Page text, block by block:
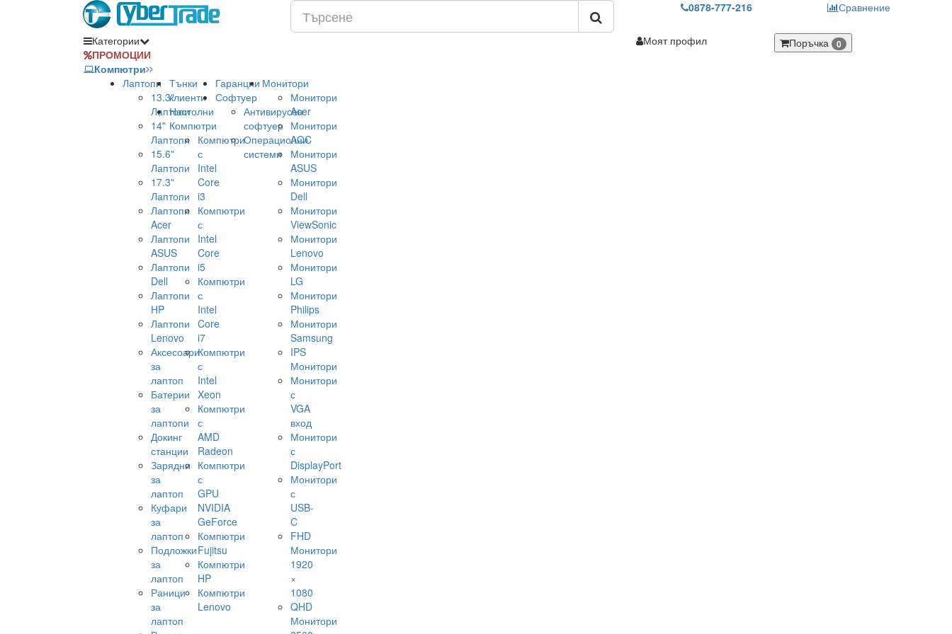
0878-777-216 Сравнение
Категории
ПРОМОЦИИ
Компютри
Лаптопи
13.3"
Лаптопи
14"
Лаптопи
15.6"
Лаптопи
17.3"
Лаптопи
Лаптопи
Acer
Лаптопи
ASUS
Лаптопи
Dell
Лаптопи
HP
Лаптопи
Lenovo
Аксесоари
за
лаптоп
Батерии
за
лаптопи
Докинг
станции
Зарядни
за
лаптоп
Куфари
за
лаптоп
Подложки
за
лаптоп
Раници
за
лаптоп
Тънки
клиенти
Настолни
Компютри
Компютри
с
Intel
Core
i3
Компютри
с
Intel
Core
i5
Компютри
с
Intel
Core
i7
Компютри
с
Intel
Xeon
Компютри
с
AMD
Radeon
Компютри
с
GPU
NVIDIA
GeForce
Компютри
Fujitsu
Компютри
HP
Компютри
Lenovo
Гаранции
Софтуер
Антивирусен
софтуер
Операционни
системи
Монитори
Монитори
Acer
Монитори
AOC
Монитори
ASUS
Монитори
Dell
Монитори
ViewSonic
Монитори
Lenovo
Монитори
LG
Монитори
Philips
Монитори
Samsung
IPS
Монитори
Монитори
с
VGA
вход
Монитори
с
DisplayPort
Монитори
с
USB-
C
FHD
Монитори
1920
×
1080
QHD
Монитори
Моят профил Поръчка 0